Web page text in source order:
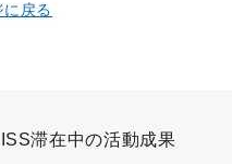
戻る
滞在中の活動成果